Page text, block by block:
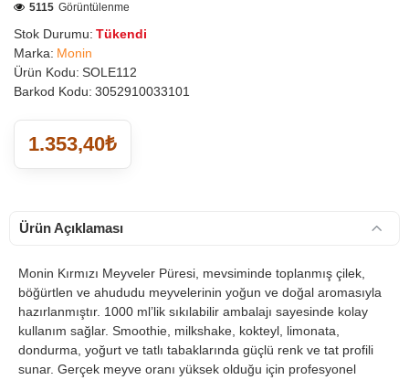
Stok Durumu: Tükendi
Marka: Monin
Ürün Kodu: SOLE112
Barkod Kodu: 3052910033101
5115 Görüntülenme
1.353,40₺
Ürün Açıklaması
Monin Kırmızı Meyveler Püresi, mevsiminde toplanmış çilek,
böğürtlen ve ahududu meyvelerinin yoğun ve doğal aromasıyla
hazırlanmıştır. 1000 ml’lik sıkılabilir ambalajı sayesinde kolay
kullanım sağlar. Smoothie, milkshake, kokteyl, limonata,
dondurma, yoğurt ve tatlı tabaklarında güçlü renk ve tat profili
sunar. Gerçek meyve oranı yüksek olduğu için profesyonel